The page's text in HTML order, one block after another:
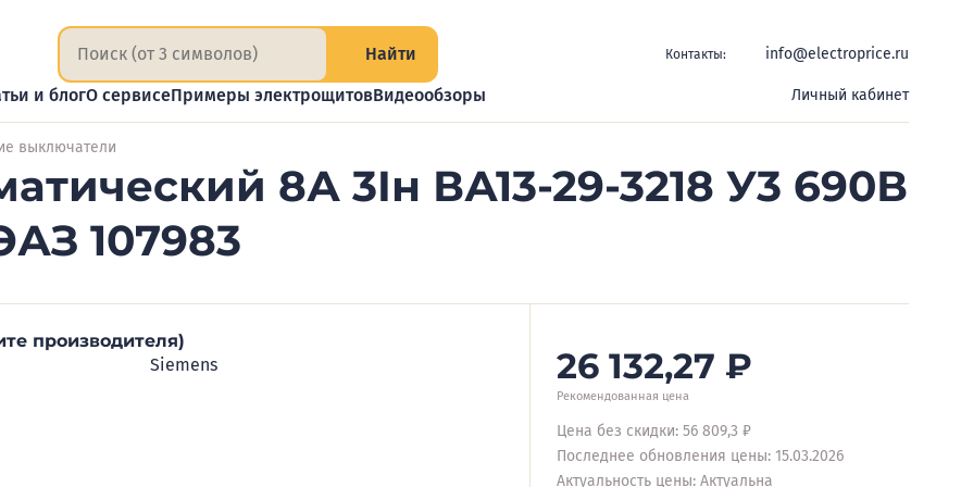
Найти Контакты: info@electroprice.ru
и блогО сервисеПримеры электрощитовВидеообзоры Личный кабинет
выключатели
8А 3Iн ВА13-29-3218 У3 690В
107983
производителя)
Siemens 26 132,27 ₽
Рекомендованная цена
Цена без скидки: 56 809,3 ₽
Последнее обновления цены: 15.03.2026
Актуальность цены: Актуальна